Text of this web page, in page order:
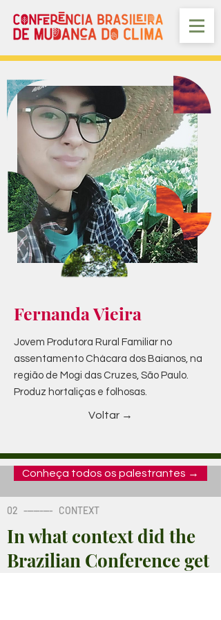
Fernanda Vieira
Jovem Produtora Rural Familiar no
assentamento Chácara dos Baianos, na
região de Mogi das Cruzes, São Paulo.
Produz hortaliças e folhosas.
Voltar →
Conheça todos os palestrantes →
02 --------- CONTEXT
In what context did the
Brazilian Conference get